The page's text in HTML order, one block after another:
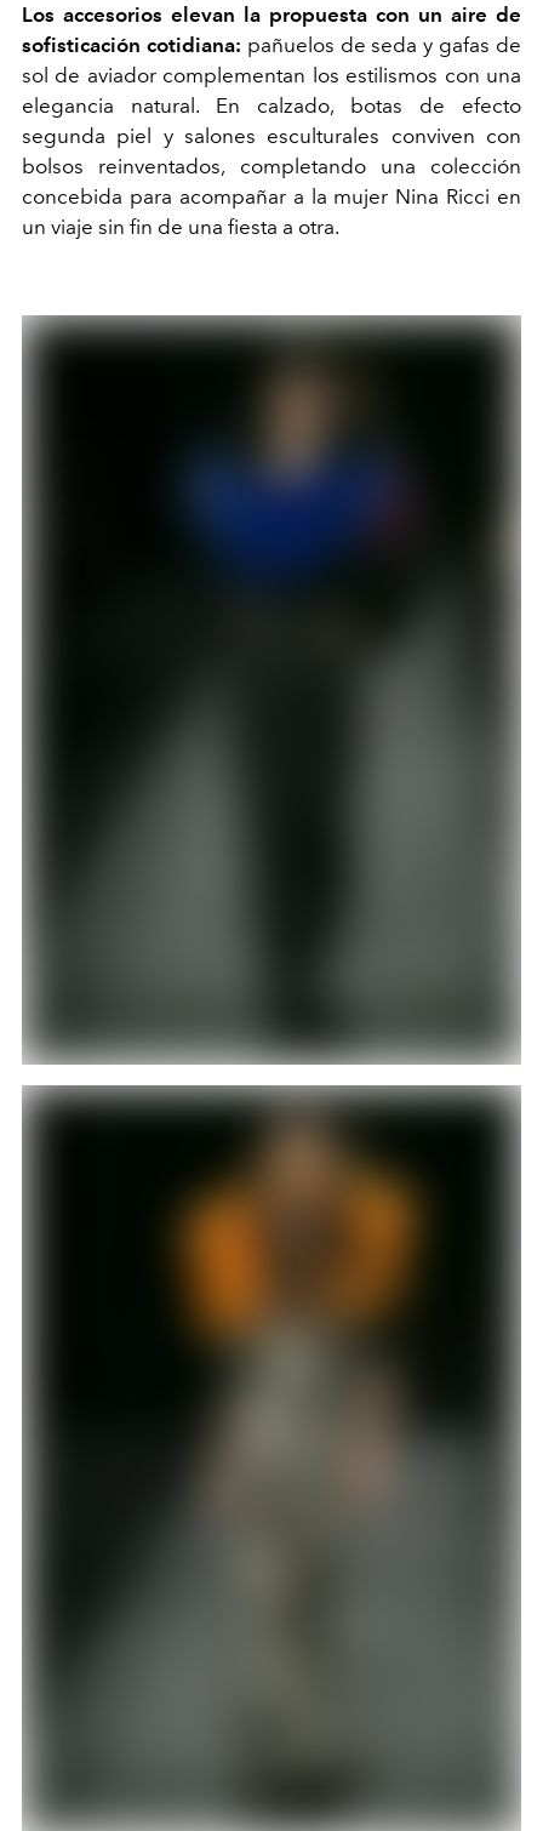
Los accesorios elevan la propuesta con un aire de
sofisticación cotidiana: pañuelos de seda y gafas de
sol de aviador complementan los estilismos con una
elegancia natural. En calzado, botas de efecto
segunda piel y salones esculturales conviven con
bolsos reinventados, completando una colección
concebida para acompañar a la mujer Nina Ricci en
un viaje sin fin de una fiesta a otra.